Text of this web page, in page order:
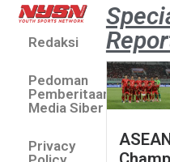
Redaksi
Pedoman
Pemberitaan
Media Siber
Privacy